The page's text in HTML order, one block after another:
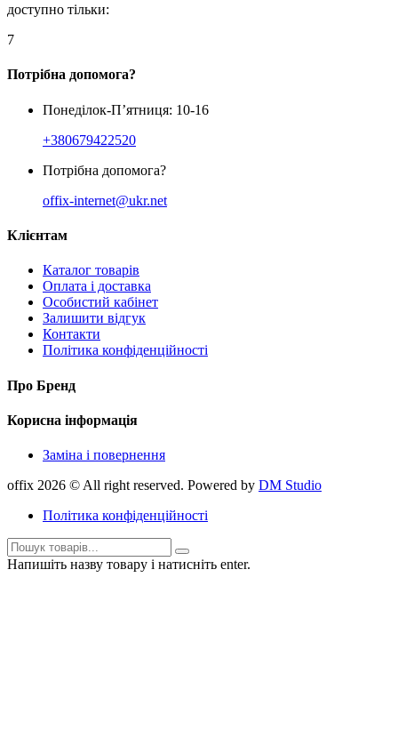
доступно тільки:
7
Потрібна допомога?
Понеділок-П’ятниця: 10-16
+380679422520
Потрібна допомога?
offix-internet@ukr.net
Клієнтам
Каталог товарів
Оплата і доставка
Особистий кабінет
Залишити відгук
Контакти
Політика конфіденційності
Про Бренд
Корисна інформація
Заміна і повернення
offix 2026 © All right reserved. Powered by DM Studio
Політика конфіденційності
Напишіть назву товару і натисніть enter.